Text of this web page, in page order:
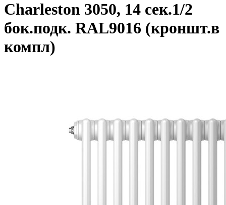
Charleston 3050, 14 сек.1/2
бок.подк. RAL9016 (кроншт.в
компл)